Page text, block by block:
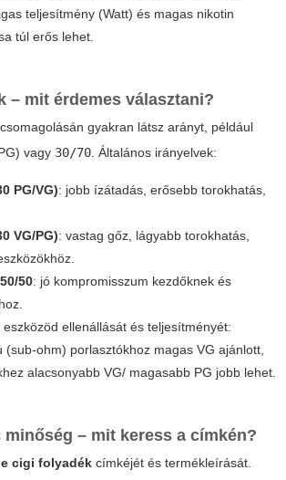
teljesítmény (Watt) és magas nikotin
túl erős lehet.
– mit érdemes választani?
csomagolásán gyakran látsz arányt, például
vagy 30/70. Általános irányelvek:
PG/VG): jobb ízátadás, erősebb torokhatás,
VG/PG): vastag gőz, lágyabb torokhatás,
50: jó kompromisszum kezdőknek és
ellenállását és teljesítményét:
(sub-ohm) porlasztókhoz magas VG ajánlott,
alacsonyabb VG/ magasabb PG jobb lehet.
minőség – mit keress a címkén?
e cigi folyadék címkéjét és termékleírását.